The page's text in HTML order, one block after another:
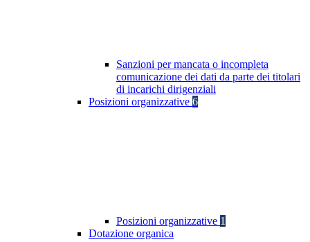
Sanzioni per mancata o incompleta
comunicazione dei dati da parte dei titolari
di incarichi dirigenziali
Posizioni organizzative 6
Posizioni organizzative 1
Dotazione organica